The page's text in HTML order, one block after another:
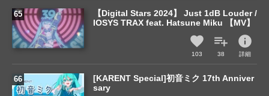
【Digital Stars 2024】 Just 1dB Louder /
IOSYS TRAX feat. Hatsune Miku 【MV】
103 38
info
詳細
[KARENT Special]初音ミク 17th Anniver
sary